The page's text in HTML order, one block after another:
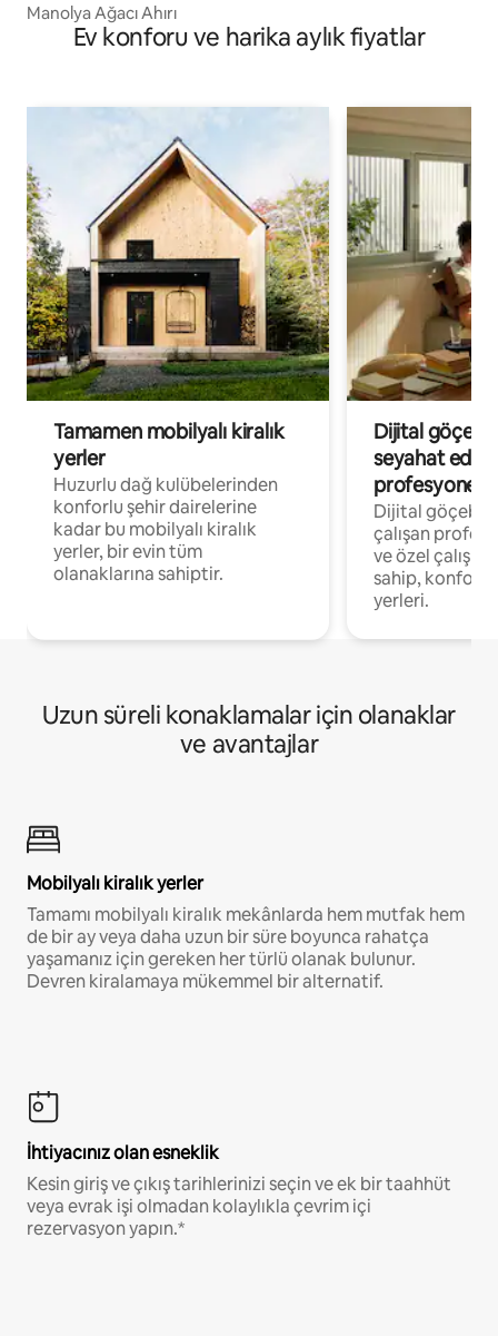
Manolya Ağacı Ahırı
Ev konforu ve harika aylık fiyatlar
Tamamen mobilyalı kiralık
yerler
Huzurlu dağ kulübelerinden
konforlu şehir dairelerine
kadar bu mobilyalı kiralık
yerler, bir evin tüm
olanaklarına sahiptir.
Dijital
seyahat eden
Dijital
çalışan
ve özel
sahip,
yerleri.
Uzun süreli konaklamalar için olanaklar
ve avantajlar
Mobilyalı kiralık yerler
Tamamı mobilyalı kiralık mekânlarda hem mutfak hem
de bir ay veya daha uzun bir süre boyunca rahatça
yaşamanız için gereken her türlü olanak bulunur.
Devren kiralamaya mükemmel bir alternatif.
İhtiyacınız olan esneklik
Kesin giriş ve çıkış tarihlerinizi seçin ve ek bir taahhüt
veya evrak işi olmadan kolaylıkla çevrim içi
rezervasyon yapın.*